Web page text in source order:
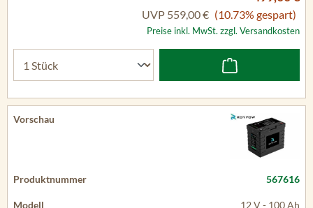
UVP 559,00 € (10.73% gespart)
Preise inkl. MwSt. zzgl. Versandkosten
567616
12 V - 100 Ah